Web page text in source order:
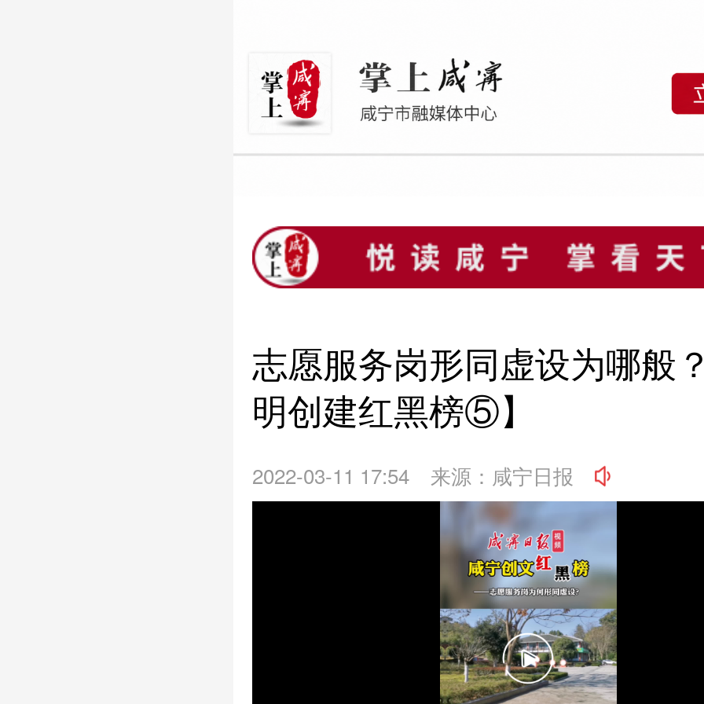
志愿服务岗形同虚设为哪般
明创建红黑榜⑤】
2022-03-11 17:54 来源：咸宁日报